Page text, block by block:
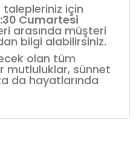
için
Cumartesi
arasında müşteri
bilgi alabilirsiniz.
olan tüm
mutluluklar, sünnet
da hayatlarında